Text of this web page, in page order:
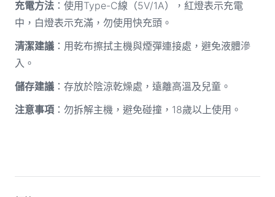
充電方法：使用Type-C線（5V/1A），紅燈表示充電
中，白燈表示充滿，勿使用快充頭。
清潔建議：用乾布擦拭主機與煙彈連接處，避免液體滲
入。
儲存建議：存放於陰涼乾燥處，遠離高溫及兒童。
注意事項：勿拆解主機，避免碰撞，18歲以上使用。